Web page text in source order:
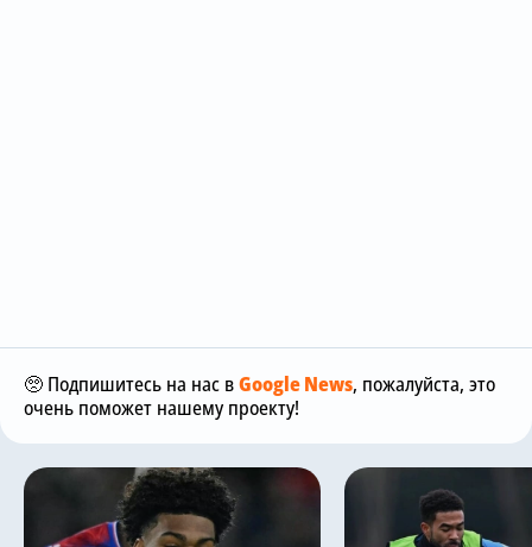
🥺 Подпишитесь на нас вGoogle News, пожалуйста, это
очень поможет нашему проекту!